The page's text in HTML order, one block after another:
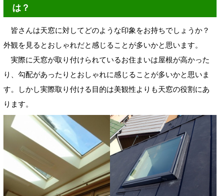
は？
皆さんは天窓に対してどのような印象をお持ちでしょうか？
外観を見るとおしゃれだと感じることが多いかと思います。
実際に天窓が取り付けられているお住まいは屋根が高かった
り、勾配があったりとおしゃれに感じることが多いかと思いま
す。しかし実際取り付ける目的は美観性よりも天窓の役割にあ
ります。